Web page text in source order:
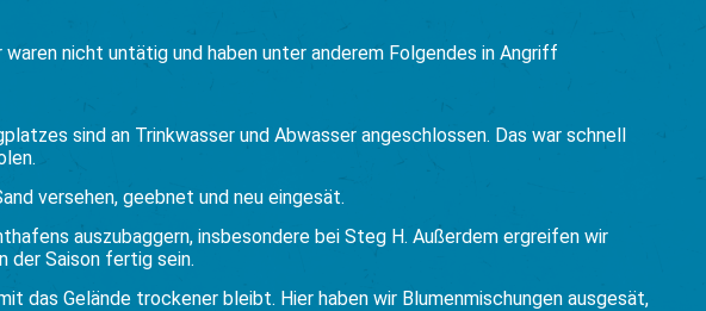
nicht untätig und haben unter anderem Folgendes in Angriff
sind an Trinkwasser und Abwasser angeschlossen. Das war schnell
versehen, geebnet und neu eingesät.
auszubaggern, insbesondere bei Steg H. Außerdem ergreifen wir
der Saison fertig sein.
das Gelände trockener bleibt. Hier haben wir Blumenmischungen ausgesät,